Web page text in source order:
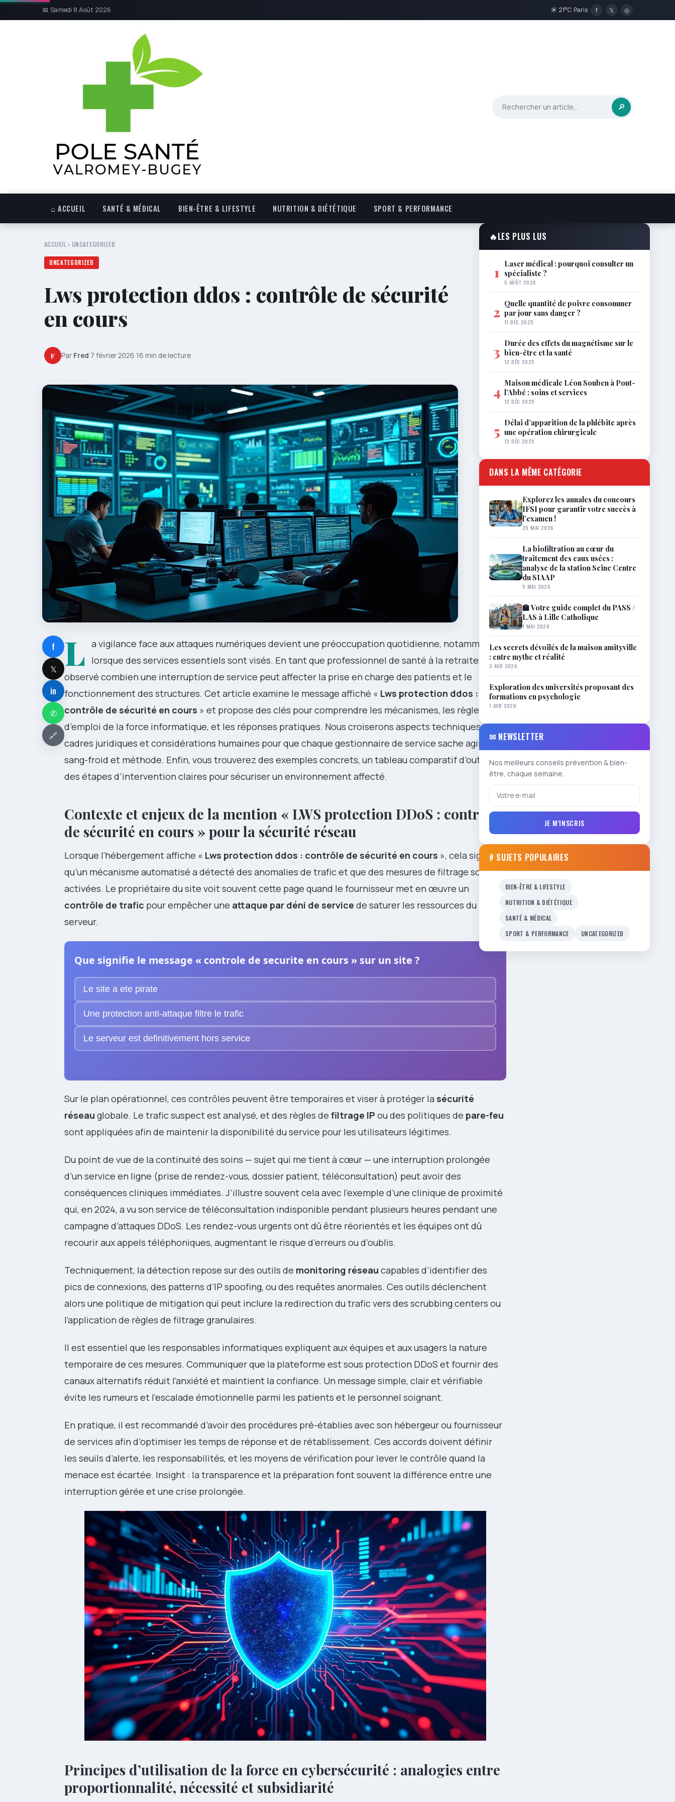
📅 Samedi 8 Août 2026 ☀ 21°C Paris f 𝕏 ◎
🔎
⌂ ACCUEIL SANTÉ & MÉDICAL BIEN-ÊTRE & LIFESTYLE NUTRITION & DIÉTÉTIQUE SPORT & PERFORMANCE
ACCUEIL › UNCATEGORIZED
UNCATEGORIZED
Lws protection ddos : contrôle de sécurité
en cours
F Par Fred·7 février 2026·16 min de lecture
f
𝕏
in
✆
🔗
L a vigilance face aux attaques numériques devient une préoccupation quotidienne, notamment
lorsque des services essentiels sont visés. En tant que professionnel de santé à la retraite, j’ai
observé combien une interruption de service peut affecter la prise en charge des patients et le
fonctionnement des structures. Cet article examine le message affiché « Lws protection ddos :
contrôle de sécurité en cours » et propose des clés pour comprendre les mécanismes, les règles
d’emploi de la force informatique, et les réponses pratiques. Nous croiserons aspects techniques,
cadres juridiques et considérations humaines pour que chaque gestionnaire de service sache agir avec
sang-froid et méthode. Enfin, vous trouverez des exemples concrets, un tableau comparatif d’outils et
des étapes d’intervention claires pour sécuriser un environnement affecté.
Contexte et enjeux de la mention « LWS protection DDoS : contrôle
de sécurité en cours » pour la sécurité réseau
Lorsque l’hébergement affiche « Lws protection ddos : contrôle de sécurité en cours », cela signifie
qu’un mécanisme automatisé a détecté des anomalies de trafic et que des mesures de filtrage sont
activées. Le propriétaire du site voit souvent cette page quand le fournisseur met en œuvre un
contrôle de trafic pour empêcher une attaque par déni de service de saturer les ressources du
serveur.
Que signifie le message « controle de securite en cours » sur un site ?
Le site a ete pirate
Une protection anti-attaque filtre le trafic
Le serveur est definitivement hors service
Sur le plan opérationnel, ces contrôles peuvent être temporaires et viser à protéger la sécurité
réseau globale. Le trafic suspect est analysé, et des règles de filtrage IP ou des politiques de pare-feu
sont appliquées afin de maintenir la disponibilité du service pour les utilisateurs légitimes.
Du point de vue de la continuité des soins — sujet qui me tient à cœur — une interruption prolongée
d’un service en ligne (prise de rendez-vous, dossier patient, téléconsultation) peut avoir des
conséquences cliniques immédiates. J’illustre souvent cela avec l’exemple d’une clinique de proximité
qui, en 2024, a vu son service de téléconsultation indisponible pendant plusieurs heures pendant une
campagne d’attaques DDoS. Les rendez-vous urgents ont dû être réorientés et les équipes ont dû
recourir aux appels téléphoniques, augmentant le risque d’erreurs ou d’oublis.
Techniquement, la détection repose sur des outils de monitoring réseau capables d’identifier des
pics de connexions, des patterns d’IP spoofing, ou des requêtes anormales. Ces outils déclenchent
alors une politique de mitigation qui peut inclure la redirection du trafic vers des scrubbing centers ou
l’application de règles de filtrage granulaires.
Il est essentiel que les responsables informatiques expliquent aux équipes et aux usagers la nature
temporaire de ces mesures. Communiquer que la plateforme est sous protection DDoS et fournir des
canaux alternatifs réduit l’anxiété et maintient la confiance. Un message simple, clair et vérifiable
évite les rumeurs et l’escalade émotionnelle parmi les patients et le personnel soignant.
En pratique, il est recommandé d’avoir des procédures pré-établies avec son hébergeur ou fournisseur
de services afin d’optimiser les temps de réponse et de rétablissement. Ces accords doivent définir
les seuils d’alerte, les responsabilités, et les moyens de vérification pour lever le contrôle quand la
menace est écartée. Insight : la transparence et la préparation font souvent la différence entre une
interruption gérée et une crise prolongée.
Principes d’utilisation de la force en cybersécurité : analogies entre
proportionnalité, nécessité et subsidiarité
🔥LES PLUS LUS
1 Laser médical : pourquoi consulter un
spécialiste ?
5 AOÛT 2026
2 Quelle quantité de poivre consommer
par jour sans danger ?
11 DÉC 2025
3 Durée des effets du magnétisme sur le
bien-être et la santé
12 DÉC 2025
4 Maison médicale Léon Souben à Pont-
l’Abbé : soins et services
12 DÉC 2025
5 Délai d’apparition de la phlébite après
une opération chirurgicale
13 DÉC 2025
DANS LA MÊME CATÉGORIE
Explorez les annales du concours
IFSI pour garantir votre succès à
l’examen !
25 MAI 2026
La biofiltration au cœur du
traitement des eaux usées :
analyse de la station Seine Centre
du SIAAP
5 MAI 2026
🏫 Votre guide complet du PASS /
LAS à Lille Catholique
1 MAI 2026
Les secrets dévoilés de la maison amityville
: entre mythe et réalité
3 AVR 2026
Exploration des universités proposant des
formations en psychologie
1 AVR 2026
✉ NEWSLETTER
Nos meilleurs conseils prévention & bien-
être, chaque semaine.
JE M'INSCRIS
# SUJETS POPULAIRES
BIEN-ÊTRE & LIFESTYLE
NUTRITION & DIÉTÉTIQUE
SANTÉ & MÉDICAL
SPORT & PERFORMANCE
UNCATEGORIZED